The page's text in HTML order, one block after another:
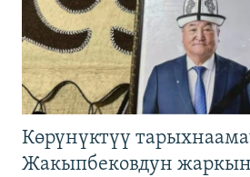
Көрүнүктүү
Жакыпбековдун жаркын